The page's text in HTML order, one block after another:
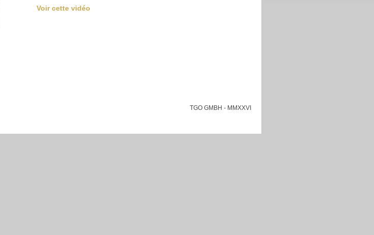
Voir cette vidéo
TGO GMBH - MMXXVI